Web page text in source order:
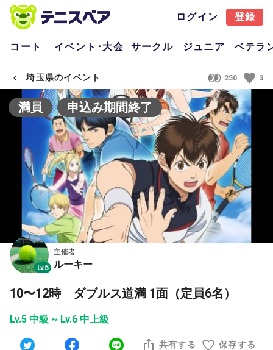
ログイン 登録
コート イベント･大会 サークル ジュニア ベテラ
埼玉県のイベント 250 3
満員 申込み期間終了
Lv.5
主催者
ルーキー
10〜12時 ダブルス道満 1面（定員6名）
Lv.5 中級 ~ Lv.6 中上級
共有する 保存する